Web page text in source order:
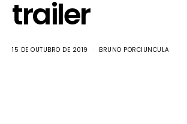
trailer
15 DE OUTUBRO DE 2019 BRUNO PORCIUNCULA